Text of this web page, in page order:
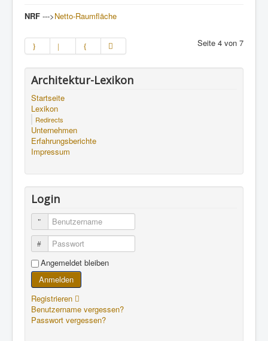
NRF --->Netto-Raumfläche
Seite 4 von 7
Architektur-Lexikon
Startseite
Lexikon
Redirects
Unternehmen
Erfahrungsberichte
Impressum
Login
Benutzername
Passwort
Angemeldet bleiben
Anmelden
Registrieren
Benutzername vergessen?
Passwort vergessen?